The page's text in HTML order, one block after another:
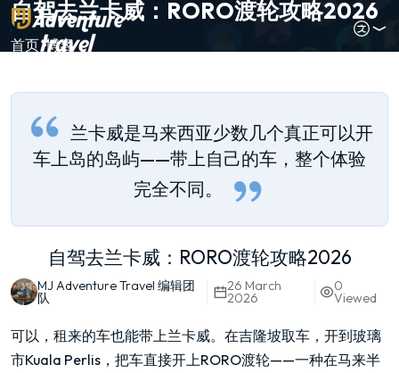
自驾去兰卡威：RORO渡轮攻略2026
首页 博客
兰卡威是马来西亚少数几个真正可以开
车上岛的岛屿——带上自己的车，整个体验
完全不同。
自驾去兰卡威：RORO渡轮攻略2026
MJ Adventure Travel 编辑团
队
26 March
2026
0
Viewed
可以，租来的车也能带上兰卡威。在吉隆坡取车，开到玻璃
市Kuala Perlis，把车直接开上RORO渡轮——一种在马来半